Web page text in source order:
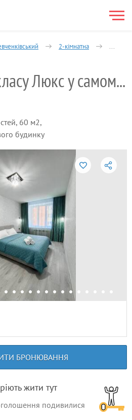
2-кімнатна
артаменти класу Люкс у самому Центрі
60 м2,
будинку
БРОНЮВАННЯ
жити тут
подивилися